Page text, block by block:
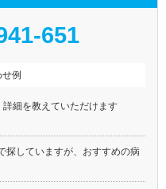
651
例
詳細を教えていただけます
探していますが、おすすめの病